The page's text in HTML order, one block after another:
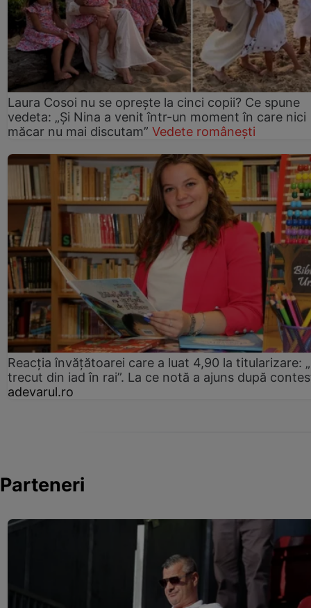
Laura Cosoi nu se oprește la cinci copii? Ce spune
vedeta: „Și Nina a venit într-un moment în care nici
măcar nu mai discutam” Vedete românești
Reacția învățătoarei care a luat 4,90 la titularizare:
trecut din iad în rai”. La ce notă a ajuns după
adevarul.ro
Parteneri